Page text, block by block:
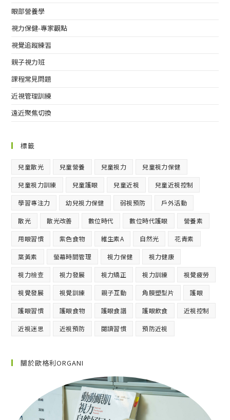
眼部營養學
視力保健-專家觀點
視覺追蹤練習
親子視力班
課程常見問題
近視管理訓練
遠近聚焦切換
標籤
兒童散光 兒童營養 兒童視力 兒童視力保健
兒童視力訓練 兒童護眼 兒童近視 兒童近視控制
學習專注力 幼兒視力保健 弱視預防 戶外活動
散光 散光改善 數位時代 數位時代護眼 營養素
用眼習慣 紫色食物 維生素A 自然光 花青素
葉黃素 螢幕時間管理 視力保健 視力健康
視力檢查 視力發展 視力矯正 視力訓練 視覺疲勞
視覺發展 視覺訓練 親子互動 角膜塑型片 護眼
護眼習慣 護眼食物 護眼食譜 護眼飲食 近視控制
近視迷思 近視預防 閱讀習慣 預防近視
關於歐格利ORGANI